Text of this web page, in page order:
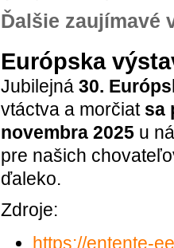
Ďalšie zaujímavé
Európska
Jubilejná 30.
vtáctva a morčiat sa
novembra 2025 u
pre našich
ďaleko.
Zdroje:
https://entente-